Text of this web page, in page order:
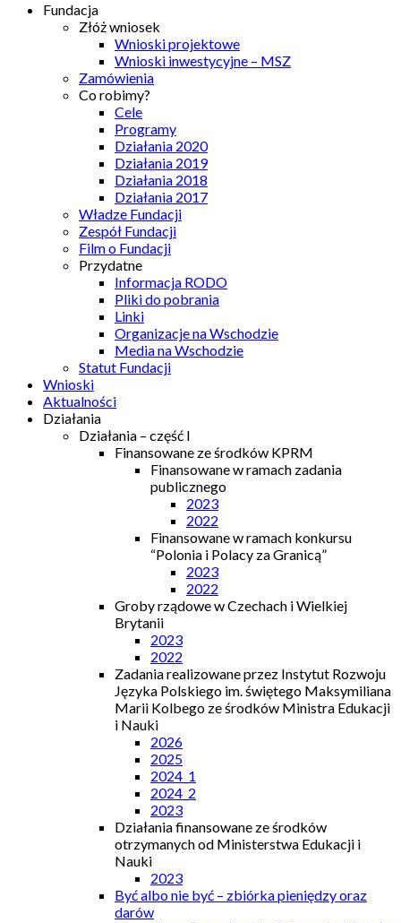
Fundacja
Złóż wniosek
Wnioski projektowe
Wnioski inwestycyjne – MSZ
Zamówienia
Co robimy?
Cele
Programy
Działania 2020
Działania 2019
Działania 2018
Działania 2017
Władze Fundacji
Zespół Fundacji
Film o Fundacji
Przydatne
Informacja RODO
Pliki do pobrania
Linki
Organizacje na Wschodzie
Media na Wschodzie
Statut Fundacji
Wnioski
Aktualności
Działania
Działania – część I
Finansowane ze środków KPRM
Finansowane w ramach zadania
publicznego
2023
2022
Finansowane w ramach konkursu
“Polonia i Polacy za Granicą”
2023
2022
Groby rządowe w Czechach i Wielkiej
Brytanii
2023
2022
Zadania realizowane przez Instytut Rozwoju
Języka Polskiego im. świętego Maksymiliana
Marii Kolbego ze środków Ministra Edukacji
i Nauki
2026
2025
2024_1
2024_2
2023
Działania finansowane ze środków
otrzymanych od Ministerstwa Edukacji i
Nauki
2023
Być albo nie być – zbiórka pieniędzy oraz
darów